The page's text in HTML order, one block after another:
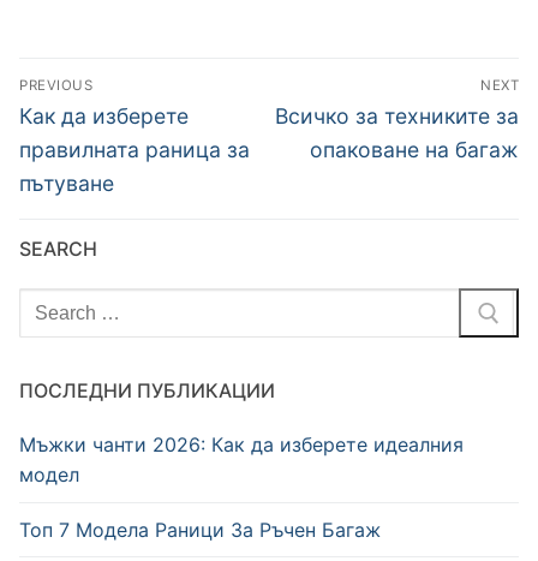
Навигация
PREVIOUS
Previous
post:
Как да изберете
правилната раница за
пътуване
NEXT
Next
post:
Всичко за техниките за
опаковане на багаж
SEARCH
Търсене
за:
ПОСЛЕДНИ ПУБЛИКАЦИИ
Мъжки чанти 2026: Как да изберете идеалния
модел
Топ 7 Модела Раници За Ръчен Багаж